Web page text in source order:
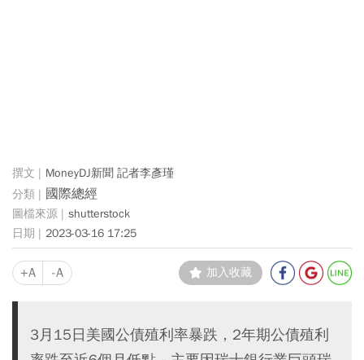
MoneyDJ新聞 記者李彥瑾
國際總經
shutterstock
2023-03-16 17:25
+A -A 加入收藏
3月15日美國公債殖利率暴跌，2年期公債殖利